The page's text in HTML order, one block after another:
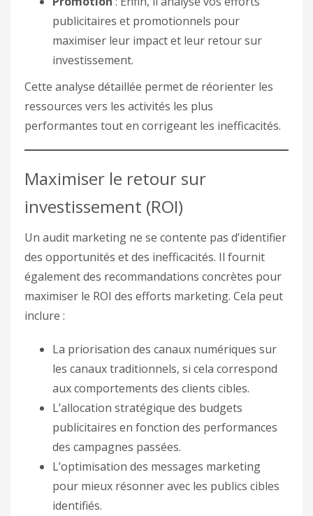
publicitaires et promotionnels pour
maximiser leur impact et leur retour sur
investissement.
Cette analyse détaillée permet de réorienter les
ressources vers les activités les plus
performantes tout en corrigeant les inefficacités.
Maximiser le retour sur
investissement (ROI)
Un audit marketing ne se contente pas d’identifier
des opportunités et des inefficacités. Il fournit
également des recommandations concrètes pour
maximiser le ROI des efforts marketing. Cela peut
inclure :
La priorisation des canaux numériques sur
les canaux traditionnels, si cela correspond
aux comportements des clients cibles.
L’allocation stratégique des budgets
publicitaires en fonction des performances
des campagnes passées.
L’optimisation des messages marketing
pour mieux résonner avec les publics cibles
identifiés.